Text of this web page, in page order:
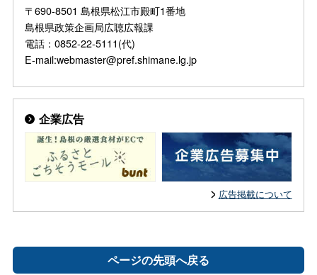
〒690-8501 島根県松江市殿町1番地
島根県政策企画局広聴広報課
電話：0852-22-5111(代)
E-mail:webmaster@pref.shimane.lg.jp
企業広告
広告掲載について
ページの先頭へ戻る